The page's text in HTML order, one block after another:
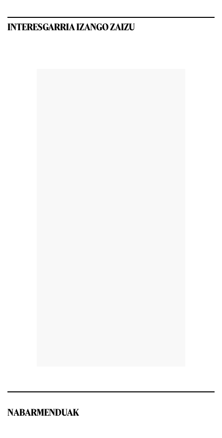
INTERESGARRIA IZANGO ZAIZU
NABARMENDUAK